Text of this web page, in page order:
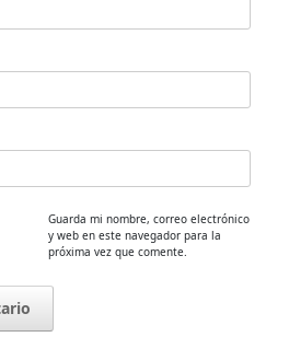
Guarda mi nombre, correo electrónico
y web en este navegador para la
próxima vez que comente.